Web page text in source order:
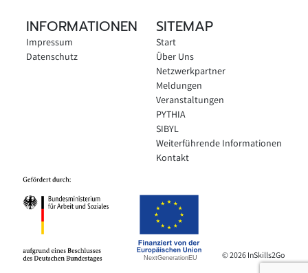
INFORMATIONEN
Impressum
Datenschutz
SITEMAP
Start
Über Uns
Netzwerkpartner
Meldungen
Veranstaltungen
PYTHIA
SIBYL
Weiterführende Informationen
Kontakt
© 2026 InSkills2Go